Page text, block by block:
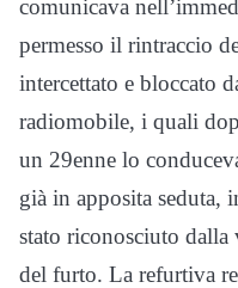
comunicava
permesso il rintraccio
intercettato e bloccato
radiomobile, i quali
un 29enne lo
già in apposita seduta,
stato riconosciuto dalla
del furto. La refurtiva